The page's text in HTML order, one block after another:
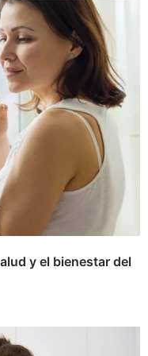
y el bienestar del